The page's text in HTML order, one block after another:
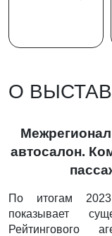
О
автосалон.
По итогам 2023
показывает
Рейтингового